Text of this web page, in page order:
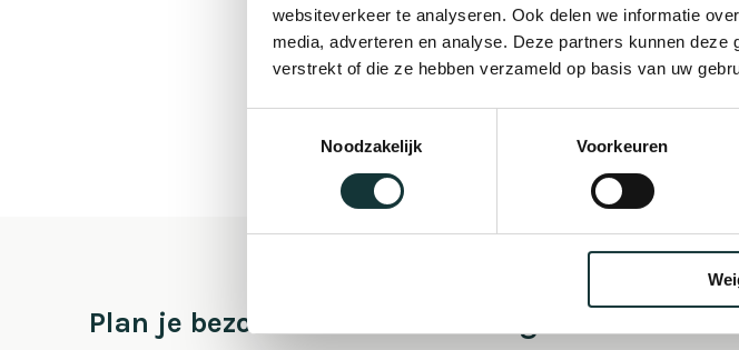
websiteverkeer te analyseren. Ook delen we informatie
media, adverteren en analyse. Deze partners kunnen
verstrekt of die ze hebben verzameld op basis van uw
Noodzakelijk
Voorkeuren
Bekijk alle
Plan je bezoek